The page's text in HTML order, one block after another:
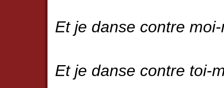
Et je danse contre
Et je danse contre toi-